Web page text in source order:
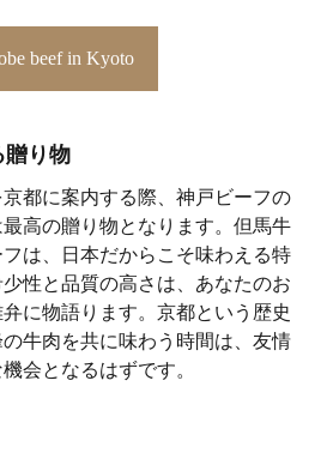
beef in Kyoto
贈り物
都に案内する際、神戸ビーフの
高の贈り物となります。但馬牛
は、日本だからこそ味わえる特
性と品質の高さは、あなたのお
に物語ります。京都という歴史
牛肉を共に味わう時間は、友情
会となるはずです。